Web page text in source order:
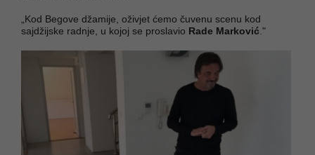
„Kod Begove džamije, oživjet ćemo čuvenu scenu kod
sajdžijske radnje, u kojoj se proslavio Rade Marković ."